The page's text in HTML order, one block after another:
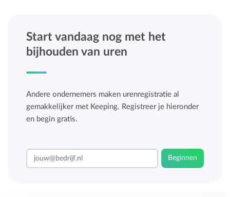
Start vandaag nog met het
bijhouden van uren
Andere ondernemers maken urenregistratie al
gemakkelijker met Keeping. Registreer je hieronder
en begin gratis.
Beginnen